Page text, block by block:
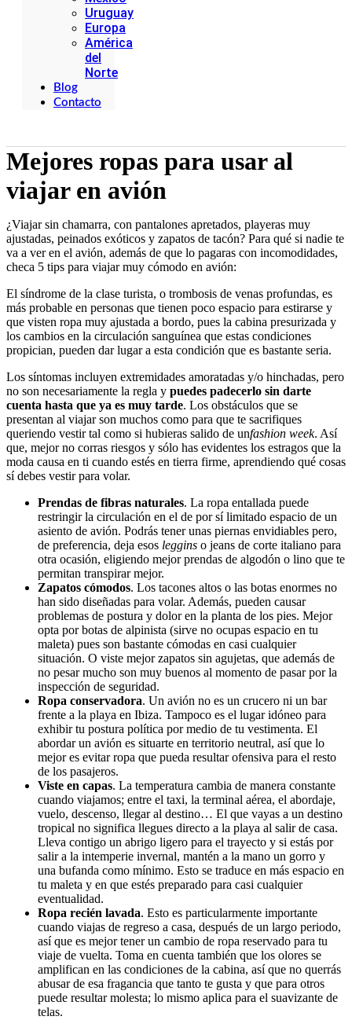
Uruguay
Europa
América
del
Norte
Blog
Contacto
Mejores ropas para usar al
viajar en avión
¿Viajar sin chamarra, con pantalones apretados, playeras muy
ajustadas, peinados exóticos y zapatos de tacón? Para qué si nadie te
va a ver en el avión, además de que lo pagaras con incomodidades,
checa 5 tips para viajar muy cómodo en avión:
El síndrome de la clase turista, o trombosis de venas profundas, es
más probable en personas que tienen poco espacio para estirarse y
que visten ropa muy ajustada a bordo, pues la cabina presurizada y
los cambios en la circulación sanguínea que estas condiciones
propician, pueden dar lugar a esta condición que es bastante seria.
Los síntomas incluyen extremidades amoratadas y/o hinchadas, pero
no son necesariamente la regla y puedes padecerlo sin darte
cuenta hasta que ya es muy tarde. Los obstáculos que se
presentan al viajar son muchos como para que te sacrifiques
queriendo vestir tal como si hubieras salido de unfashion week. Así
que, mejor no corras riesgos y sólo has evidentes los estragos que la
moda causa en ti cuando estés en tierra firme, aprendiendo qué cosas
sí debes vestir para volar.
Prendas de fibras naturales. La ropa entallada puede
restringir la circulación en el de por sí limitado espacio de un
asiento de avión. Podrás tener unas piernas envidiables pero,
de preferencia, deja esos leggins o jeans de corte italiano para
otra ocasión, eligiendo mejor prendas de algodón o lino que te
permitan transpirar mejor.
Zapatos cómodos. Los tacones altos o las botas enormes no
han sido diseñadas para volar. Además, pueden causar
problemas de postura y dolor en la planta de los pies. Mejor
opta por botas de alpinista (sirve no ocupas espacio en tu
maleta) pues son bastante cómodas en casi cualquier
situación. O viste mejor zapatos sin agujetas, que además de
no pesar mucho son muy buenos al momento de pasar por la
inspección de seguridad.
Ropa conservadora. Un avión no es un crucero ni un bar
frente a la playa en Ibiza. Tampoco es el lugar idóneo para
exhibir tu postura política por medio de tu vestimenta. El
abordar un avión es situarte en territorio neutral, así que lo
mejor es evitar ropa que pueda resultar ofensiva para el resto
de los pasajeros.
Viste en capas. La temperatura cambia de manera constante
cuando viajamos; entre el taxi, la terminal aérea, el abordaje,
vuelo, descenso, llegar al destino… El que vayas a un destino
tropical no significa llegues directo a la playa al salir de casa.
Lleva contigo un abrigo ligero para el trayecto y si estás por
salir a la intemperie invernal, mantén a la mano un gorro y
una bufanda como mínimo. Esto se traduce en más espacio en
tu maleta y en que estés preparado para casi cualquier
eventualidad.
Ropa recién lavada. Esto es particularmente importante
cuando viajas de regreso a casa, después de un largo periodo,
así que es mejor tener un cambio de ropa reservado para tu
viaje de vuelta. Toma en cuenta también que los olores se
amplifican en las condiciones de la cabina, así que no querrás
abusar de esa fragancia que tanto te gusta y que para otros
puede resultar molesta; lo mismo aplica para el suavizante de
telas.